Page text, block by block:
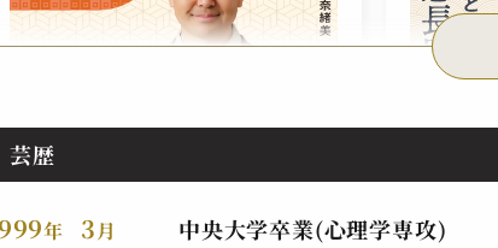
桂 やまと
初音の鼓
粗忽長屋
芸歴
年 3月 中央大学卒業(心理学専攻)